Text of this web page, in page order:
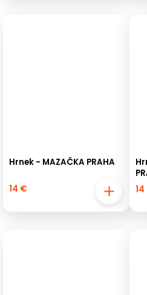
Hrnek - MAZAČKA PRAHA
14 €